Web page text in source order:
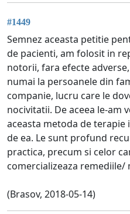
#1449
Semnez aceasta petitie
de pacienti, am folosit in
notorii, fara efecte
numai la persoanele din
companie, lucru care le
nocivitatii. De aceea le-
aceasta metoda de
de ea. Le sunt profund
practica, precum si celor
comercializeaza remediile/
(Brasov, 2018-05-14)